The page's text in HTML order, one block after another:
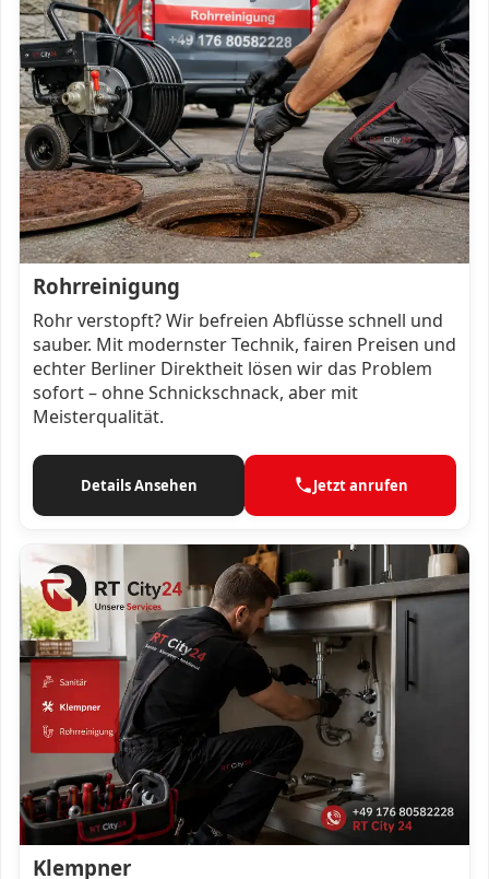
Rohrreinigung
Rohr verstopft? Wir befreien Abflüsse schnell und
sauber. Mit modernster Technik, fairen Preisen und
echter Berliner Direktheit lösen wir das Problem
sofort – ohne Schnickschnack, aber mit
Meisterqualität.
Details Ansehen Jetzt anrufen
Klempner